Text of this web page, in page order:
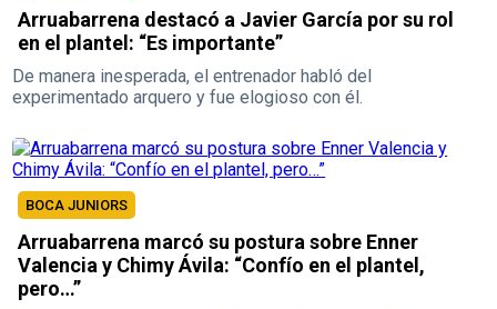
Arruabarrena destacó a Javier García por su rol
en el plantel: “Es importante”
De manera inesperada, el entrenador habló del
experimentado arquero y fue elogioso con él.
BOCA JUNIORS
Arruabarrena marcó su postura sobre Enner
Valencia y Chimy Ávila: “Confío en el plantel,
pero…”